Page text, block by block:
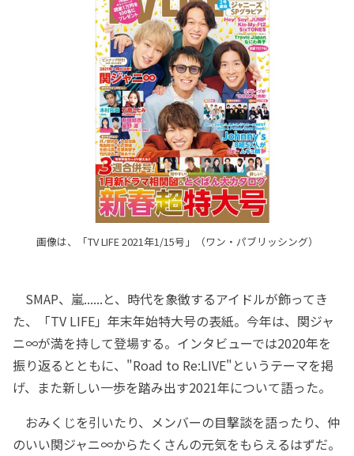
画像は、「TV LIFE 2021年1/15号」（ワン・パブリッシング）
SMAP、嵐......と、時代を象徴するアイドルが飾ってき
た、「TV LIFE」年末年始特大号の表紙。今年は、関ジャ
ニ∞が満を持して登場する。インタビューでは2020年を
振り返るとともに、"Road to Re:LIVE"というテーマを掲
げ、また新しい一歩を踏み出す2021年について語った。
おみくじを引いたり、メンバーの目撃談を語ったり、仲
のいい関ジャニ∞からたくさんの元気をもらえるはずだ。